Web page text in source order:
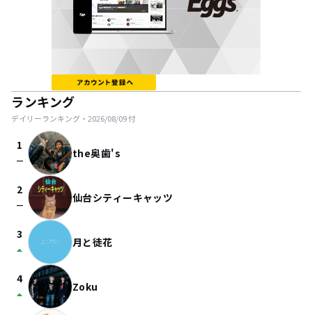
ランキング
デイリーランキング・ 2026/08/09付
1
check_indeterminate_small the奥歯's
2
check_indeterminate_small 仙台シティーキャッツ
3
arrow_drop_up 月と徒花
4
arrow_drop_up Zoku